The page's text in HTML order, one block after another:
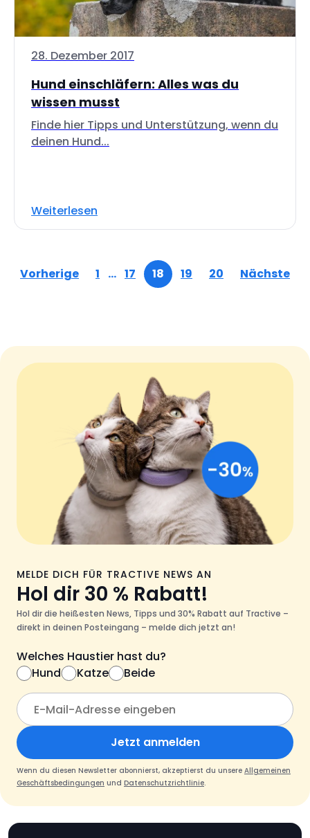
28. Dezember 2017
Hund einschläfern: Alles was du
wissen musst
Finde hier Tipps und Unterstützung, wenn du
deinen Hund...
Weiterlesen
Vorherige 1 … 17 18 19 20 Nächste
MELDE DICH FÜR TRACTIVE NEWS AN
Hol dir 30 % Rabatt!
Hol dir die heißesten News, Tipps und 30% Rabatt auf Tractive –
direkt in deinen Posteingang – melde dich jetzt an!
Welches Haustier hast du?
Hund
Katze Beide
Jetzt anmelden
Wenn du diesen Newsletter abonnierst, akzeptierst du unsere Allgemeinen
Geschäftsbedingungen und Datenschutzrichtlinie.